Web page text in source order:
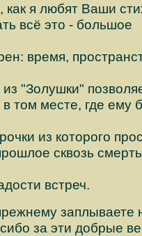
как я любят Ваши
всё это - большое
время,
"Золушки"
том месте, где ему
из которого
сквозь
встреч.
заплываете
за эти добрые